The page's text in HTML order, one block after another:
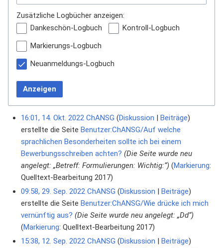
Zusätzliche Logbücher anzeigen:
Dankeschön-Logbuch
Kontroll-Logbuch
Markierungs-Logbuch
Neuanmeldungs-Logbuch
Anzeigen
16:01, 14. Okt. 2022 ChANSG Diskussion
Beiträge
erstellte die Seite Benutzer:ChANSG/Auf welche
sprachlichen Besonderheiten sollte ich bei einem
Bewerbungsschreiben achten? (Die Seite wurde neu
angelegt: „Betreff: Formulierungen: Wichtig:“) Markierung:
Quelltext-Bearbeitung 2017
09:58, 29. Sep. 2022 ChANSG Diskussion
Beiträge
erstellte die Seite Benutzer:ChANSG/Wie drücke ich mich
vernünftig aus? (Die Seite wurde neu angelegt: „Dd“)
Markierung: Quelltext-Bearbeitung 2017
15:38, 12. Sep. 2022 ChANSG Diskussion
Beiträge